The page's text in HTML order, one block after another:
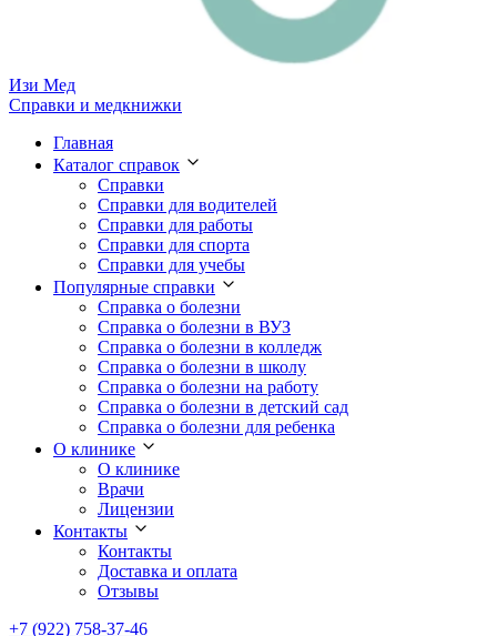
Изи Мед
Справки и медкнижки
Главная
Каталог справок
Справки
Справки для водителей
Справки для работы
Справки для спорта
Справки для учебы
Популярные справки
Справка о болезни
Справка о болезни в ВУЗ
Справка о болезни в колледж
Справка о болезни в школу
Справка о болезни на работу
Справка о болезни в детский сад
Справка о болезни для ребенка
О клинике
О клинике
Врачи
Лицензии
Контакты
Контакты
Доставка и оплата
Отзывы
+7 (922) 758-37-46